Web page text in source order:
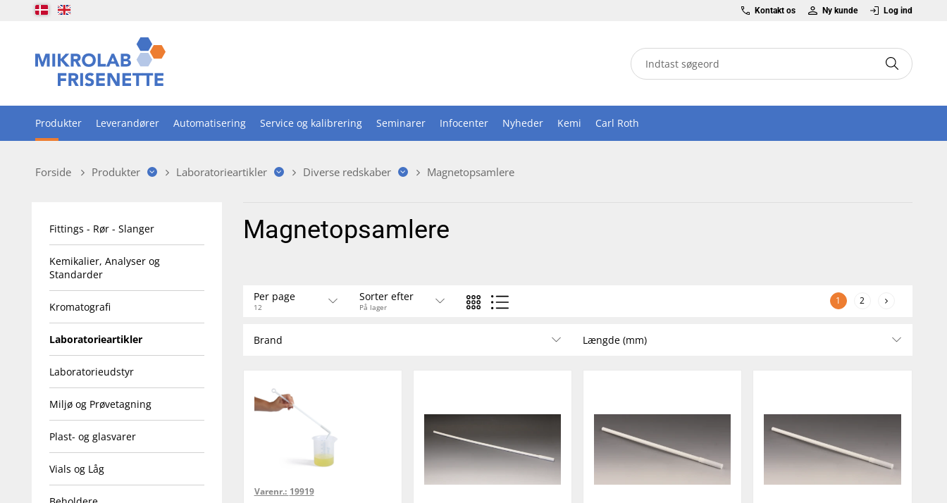
Kontakt os Ny kunde Log ind
Produkter Leverandører Automatisering Service og kalibrering Seminarer Infocenter Nyheder Kemi Carl Roth
Forside Produkter Laboratorieartikler Diverse redskaber Magnetopsamlere
Fittings - Rør - Slanger
Kemikalier, Analyser og
Standarder
Kromatografi
Laboratorieartikler
Laboratorieudstyr
Miljø og Prøvetagning
Plast- og glasvarer
Vials og Låg
Magnetopsamlere
Per page
12
Sorter efter
På lager
1 2
Brand Længde (mm)
Varenr.: 19919